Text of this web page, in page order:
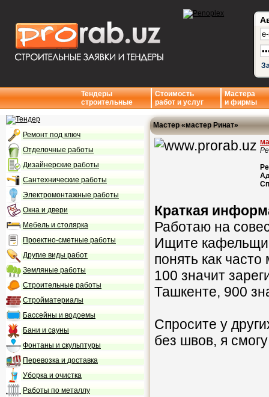
Тендеры
строительные
Стоимость
работ и услуг
Мастера
и фирмы
Ремонт под ключ
Отделочные работы
Дизайнерские работы
Сантехнические работы
Электромонтажные работы
Окна и двери
Мебель и столярка
Проектно-сметные работы
Другие виды работ
Земляные работы
Строительные работы
Стройматериалы
Бассейны и водоемы
Бани и сауны
Фонтаны и скульптуры
Перевозка и доставка
Уборка и очистка
Работы по металлу
Мастер «мастер Ринат»
Краткая
Работаю на
Ищите
понять как
100 значит
Ташкенте, 900
Спросите у
без швов, я